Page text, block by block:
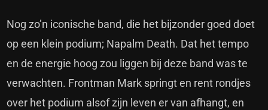
Nog zo’n iconische band, die het bijzonder goed doet
op een klein podium; Napalm Death. Dat het tempo
en de energie hoog zou liggen bij deze band was te
verwachten. Frontman Mark springt en rent rondjes
over het podium alsof zijn leven er van afhangt, en